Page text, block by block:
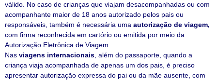
válido. No caso de crianças que viajam desacompanhadas ou com
acompanhante maior de 18 anos autorizado pelos pais ou
responsáveis, também é necessária uma autorização de viagem,
com firma reconhecida em cartório ou emitida por meio da
Autorização Eletrônica de Viagem.
Nas viagens internacionais, além do passaporte, quando a
criança viaja acompanhada de apenas um dos pais, é preciso
apresentar autorização expressa do pai ou da mãe ausente, com